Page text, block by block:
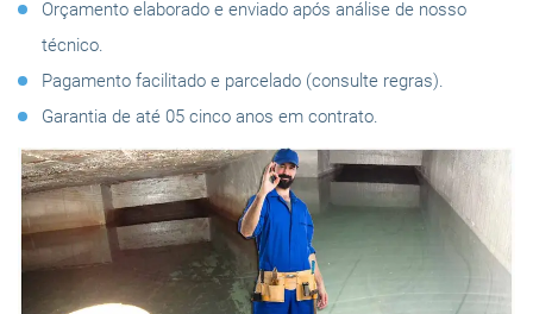
Orçamento elaborado e enviado após análise de nosso
técnico.
Pagamento facilitado e parcelado (consulte regras).
Garantia de até 05 cinco anos em contrato.